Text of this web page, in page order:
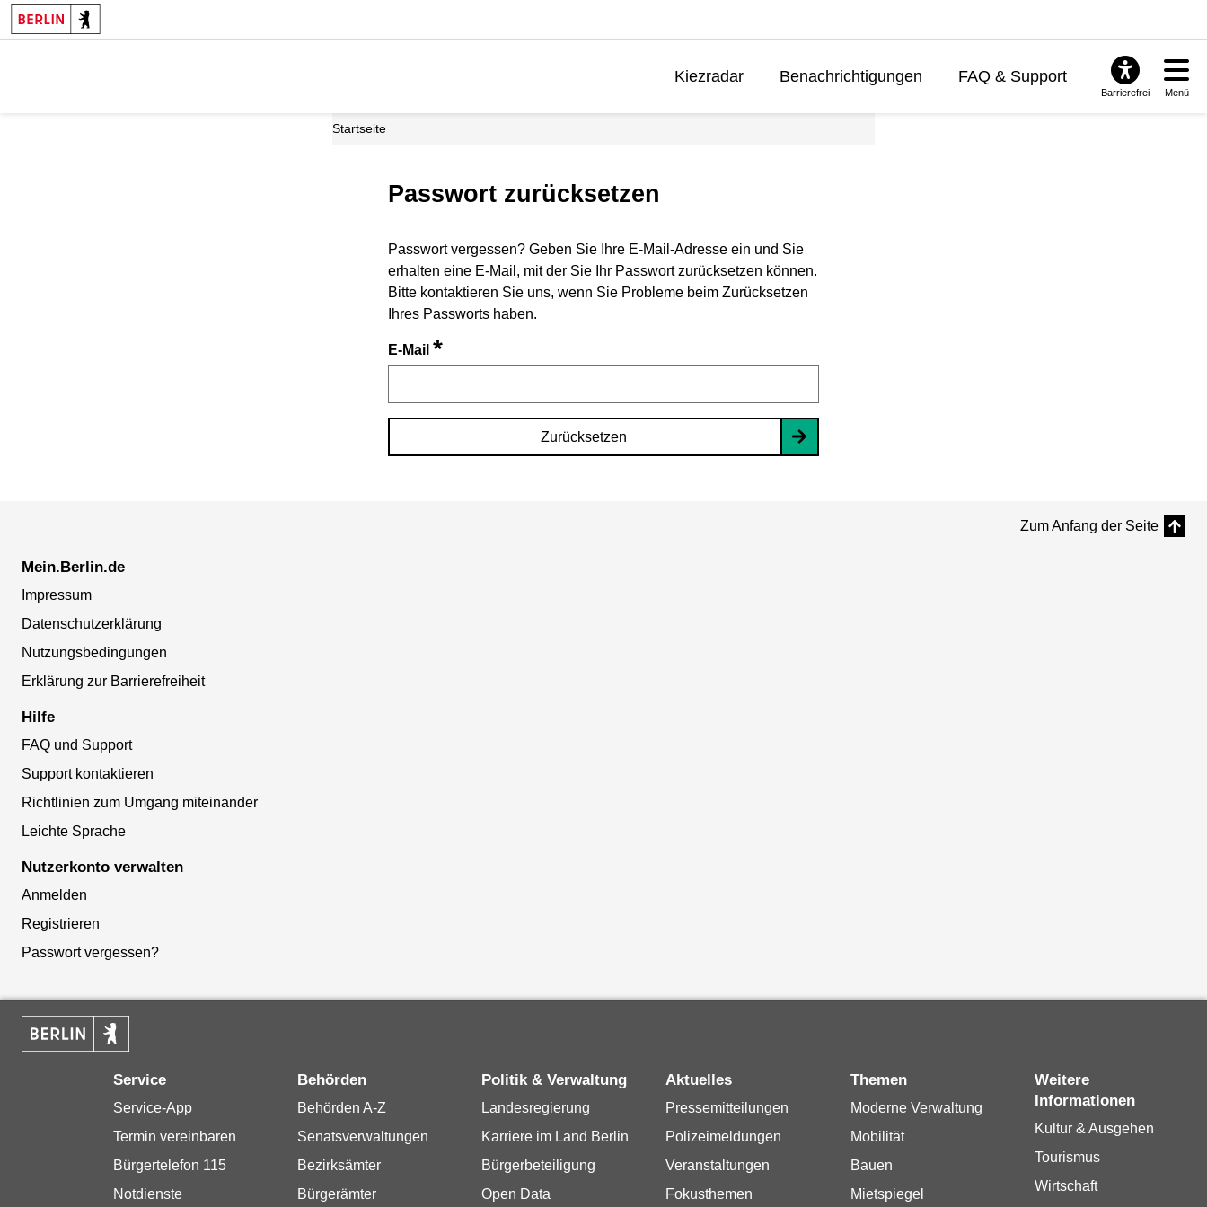
Kiezradar Benachrichtigungen FAQ & Support
Barrierefrei Menü
Startseite
Passwort zurücksetzen
Passwort vergessen? Geben Sie Ihre E-Mail-Adresse ein und Sie
erhalten eine E-Mail, mit der Sie Ihr Passwort zurücksetzen können.
Bitte kontaktieren Sie uns, wenn Sie Probleme beim Zurücksetzen
Ihres Passworts haben.
E-Mail *
Zurücksetzen
Zum Anfang der Seite
Mein.Berlin.de
Impressum
Datenschutzerklärung
Nutzungsbedingungen
Erklärung zur Barrierefreiheit
Hilfe
FAQ und Support
Support kontaktieren
Richtlinien zum Umgang miteinander
Leichte Sprache
Nutzerkonto verwalten
Anmelden
Registrieren
Passwort vergessen?
Service
Service-App
Termin vereinbaren
Bürgertelefon 115
Notdienste
Behörden
Behörden A-Z
Senatsverwaltungen
Bezirksämter
Bürgerämter
Politik & Verwaltung
Landesregierung
Karriere im Land Berlin
Bürgerbeteiligung
Open Data
Aktuelles
Pressemitteilungen
Polizeimeldungen
Veranstaltungen
Fokusthemen
Themen
Moderne Verwaltung
Mobilität
Bauen
Mietspiegel
Weitere
Informationen
Kultur & Ausgehen
Tourismus
Wirtschaft